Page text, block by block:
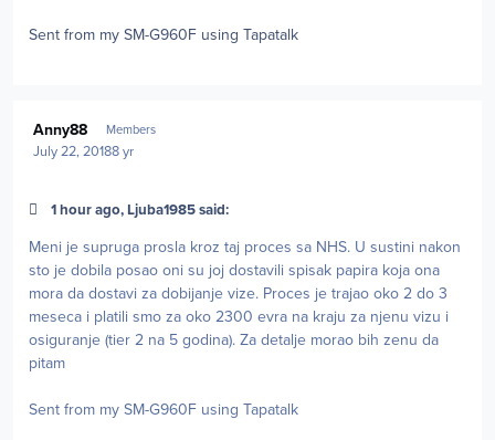
Sent from my SM-G960F using Tapatalk
Anny88 Members
July 22, 20188 yr
1 hour ago, Ljuba1985 said:
Meni je supruga prosla kroz taj proces sa NHS. U sustini nakon
sto je dobila posao oni su joj dostavili spisak papira koja ona
mora da dostavi za dobijanje vize. Proces je trajao oko 2 do 3
meseca i platili smo za oko 2300 evra na kraju za njenu vizu i
osiguranje (tier 2 na 5 godina). Za detalje morao bih zenu da
pitam
Sent from my SM-G960F using Tapatalk